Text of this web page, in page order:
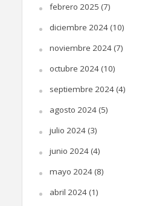
febrero 2025 (7)
diciembre 2024(10)
noviembre 2024(7)
octubre 2024(10)
septiembre 2024(4)
agosto 2024(5)
julio 2024(3)
junio 2024(4)
mayo 2024(8)
abril 2024(1)